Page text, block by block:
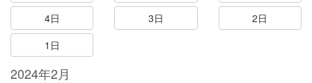
4日
3日
2日
1日
2024年2月